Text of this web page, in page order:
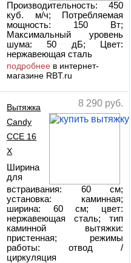
Производительность: 450
куб. м/ч; Потребляемая
мощность: 150 Вт;
Максимальный уровень
шума: 50 дБ; Цвет:
нержавеющая сталь
подробнее в интернет-
магазине RBT.ru
8 290 руб.
Вытяжка
Candy
CCE 16
X
Ширина
для
встраивания: 60 см;
установка: каминная;
ширина: 60 см; цвет:
нержавеющая сталь; тип
каминной вытяжки:
пристенная; режимы
работы: отвод /
циркуляция